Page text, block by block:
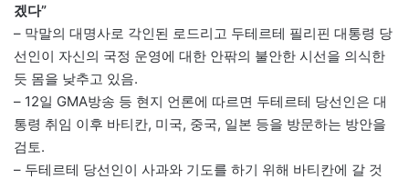
겠다”
– 막말의 대명사로 각인된 로드리고 두테르테 필리핀 대통령 당
선인이 자신의 국정 운영에 대한 안팎의 불안한 시선을 의식한
듯 몸을 낮추고 있음.
– 12일 GMA방송 등 현지 언론에 따르면 두테르테 당선인은 대
통령 취임 이후 바티칸, 미국, 중국, 일본 등을 방문하는 방안을
검토.
– 두테르테 당선인이 사과와 기도를 하기 위해 바티칸에 갈 것